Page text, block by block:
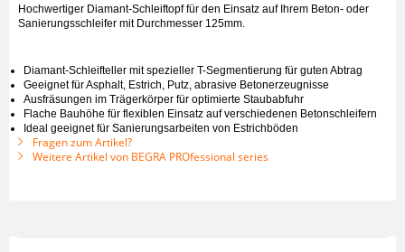
Hochwertiger Diamant-Schleiftopf für den Einsatz auf Ihrem Beton- oder
Sanierungsschleifer mit Durchmesser 125mm.
Diamant-Schleifteller mit spezieller T-Segmentierung für guten Abtrag
Geeignet für Asphalt, Estrich, Putz, abrasive Betonerzeugnisse
Ausfräsungen im Trägerkörper für optimierte Staubabfuhr
Flache Bauhöhe für flexiblen Einsatz auf verschiedenen Betonschleifern
Ideal geeignet für Sanierungsarbeiten von Estrichböden
Fragen zum Artikel?
Weitere Artikel von BEGRA PROfessional series